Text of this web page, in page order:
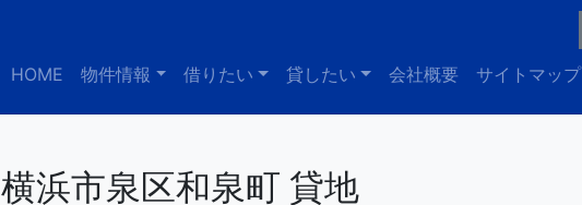
HOME 物件情報 借りたい 貸したい 会社概要 サイトマップ
横浜市泉区和泉町 貸地